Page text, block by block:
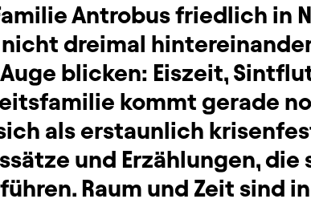
Antrobus friedlich in
dreimal
blicken: Eiszeit,
kommt gerade
als erstaunlich
und Erzählungen, die
Raum und Zeit sind